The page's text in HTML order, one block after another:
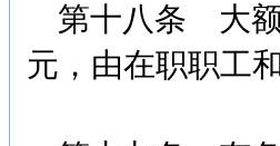
第十八条 大额
元，由在职职工